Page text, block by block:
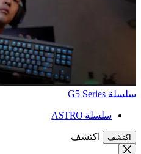
سلسلة G5 Series
سلسلة ASTRO
اكتشف اكتشف